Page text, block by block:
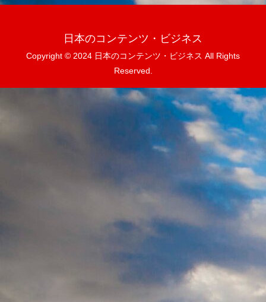
日本のコンテンツ・ビジネス
Copyright © 2024 日本のコンテンツ・ビジネス All Rights
Reserved.